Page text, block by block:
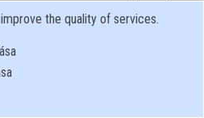
belőlük. Írj programot, amely
az Állatok szótár elemeit, majd
illetve a kukutyini és a
szóközzel elválasztva! A
adatszerkezetet használd! A
esetén az output: kecske 10
the quality of services.